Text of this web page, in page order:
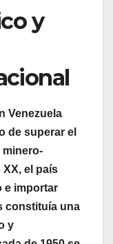
y
Venezuela
de superar el
minero-
el país
e importar
constituía una
y